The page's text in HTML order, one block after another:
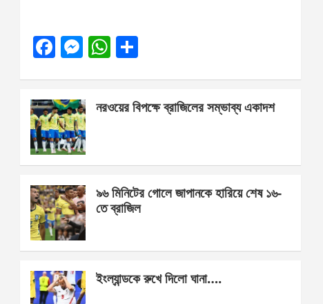
F
b
o
o
k
M
n
g
er
W
s
e
নরওয়ের বিপক্ষে ব্রাজিলের সম্ভাব্য একাদশ
৯৬ মিনিটের গোলে জাপানকে হারিয়ে শেষ ১৬-
তে ব্রাজিল
ইংল্যান্ডকে রুখে দিলো ঘানা….